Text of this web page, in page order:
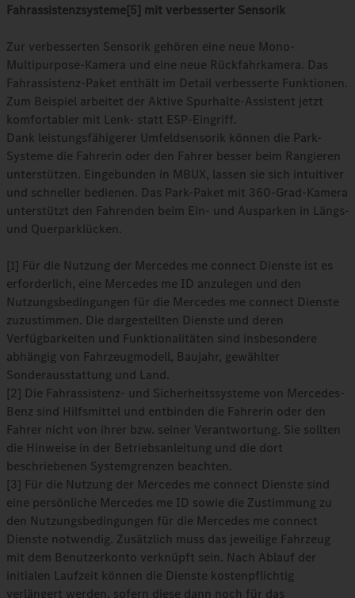
Fahrassistenzsysteme[5] mit verbesserter Sensorik
Zur verbesserten Sensorik gehören eine neue Mono-
Multipurpose-Kamera und eine neue Rückfahrkamera. Das
Fahrassistenz-Paket enthält im Detail verbesserte Funktionen.
Zum Beispiel arbeitet der Aktive Spurhalte-Assistent jetzt
komfortabler mit Lenk- statt ESP-Eingriff.
Dank leistungsfähigerer Umfeldsensorik können die Park-
Systeme die Fahrerin oder den Fahrer besser beim Rangieren
unterstützen. Eingebunden in MBUX, lassen sie sich intuitiver
und schneller bedienen. Das Park‑Paket mit 360-Grad-Kamera
unterstützt den Fahrenden beim Ein- und Ausparken in Längs-
und Querparklücken.
[1] Für die Nutzung der Mercedes me connect Dienste ist es
erforderlich, eine Mercedes me ID anzulegen und den
Nutzungsbedingungen für die Mercedes me connect Dienste
zuzustimmen. Die dargestellten Dienste und deren
Verfügbarkeiten und Funktionalitäten sind insbesondere
abhängig von Fahrzeugmodell, Baujahr, gewählter
Sonderausstattung und Land.
[2] Die Fahrassistenz- und Sicherheitssysteme von Mercedes-
Benz sind Hilfsmittel und entbinden die Fahrerin oder den
Fahrer nicht von ihrer bzw. seiner Verantwortung. Sie sollten
die Hinweise in der Betriebsanleitung und die dort
beschriebenen Systemgrenzen beachten.
[3] Für die Nutzung der Mercedes me connect Dienste sind
eine persönliche Mercedes me ID sowie die Zustimmung zu
den Nutzungsbedingungen für die Mercedes me connect
Dienste notwendig. Zusätzlich muss das jeweilige Fahrzeug
mit dem Benutzerkonto verknüpft sein. Nach Ablauf der
initialen Laufzeit können die Dienste kostenpflichtig
verlängert werden, sofern diese dann noch für das